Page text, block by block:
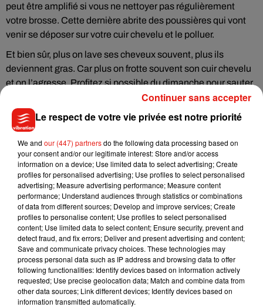
peut être amplifié si vous ne nettoyer pas régulièrement
votre brosse. Cette dernière abrite des poussières qui vont
venir se déposer sur votre cuir chevelu et le polluer.
Et bien sûr, plus on lave ses cheveux souvent, plus ils
deviennent gras. Car plus on frotte souvent son cuir chevelu
et on l’agresse. Profitez si possible du dimanche pour sauter
un shampoing et laisser votre tête tranquille.
Musique
7 août 2026
Julien Lieb s’essaye à la vie de chatelain
dans son nouveau clip
7 août 2026
Madonna sort enfin le remix de « Love
Sensation » avec Kylie Minogue
Le respect de votre vie privée est notre priorité
We and our (447) partnersdo the following data processing based on
your consent and/or our legitimate interest: Store and/or access
information on a device; Use limited data to select advertising; Create
profiles for personalised advertising; Use profiles to select personalised
advertising; Measure advertising performance; Measure content
performance; Understand audiences through statistics or combinations
of data from different sources; Develop and improve services; Create
profiles to personalise content; Use profiles to select personalised
content; Use limited data to select content; Ensure security, prevent and
detect fraud, and fix errors; Deliver and present advertising and content;
Save and communicate privacy choices. These technologies may
process personal data such as IP address and browsing data to offer
following functionalities: Identify devices based on information actively
requested; Use precise geolocation data; Match and combine data from
other data sources; Link different devices; Identify devices based on
information transmitted automatically.
Continuer sans accepter